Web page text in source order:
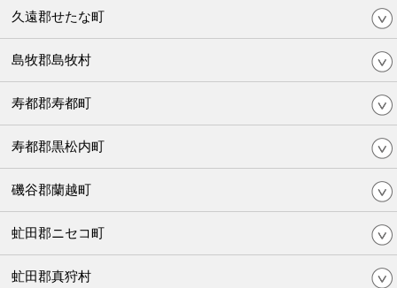
久遠郡せたな町
島牧郡島牧村
寿都郡寿都町
寿都郡黒松内町
磯谷郡蘭越町
虻田郡ニセコ町
虻田郡真狩村